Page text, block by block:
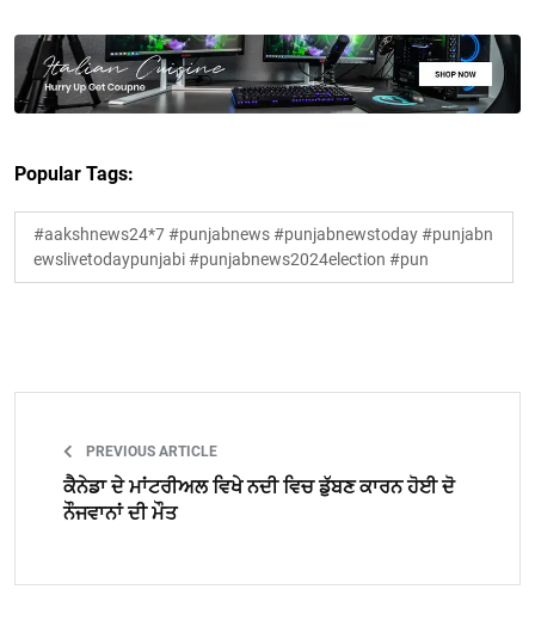
Popular Tags:
#aakshnews24*7 #punjabnews #punjabnewstoday #punjabn
ewslivetodaypunjabi #punjabnews2024election #pun
PREVIOUS ARTICLE
ਕੈਨੇਡਾ ਦੇ ਮਾਂਟਰੀਅਲ ਵਿਖੇ ਨਦੀ ਵਿਚ ਡੁੱਬਣ ਕਾਰਨ ਹੋਈ ਦੋ
ਨੌਜਵਾਨਾਂ ਦੀ ਮੌਤ